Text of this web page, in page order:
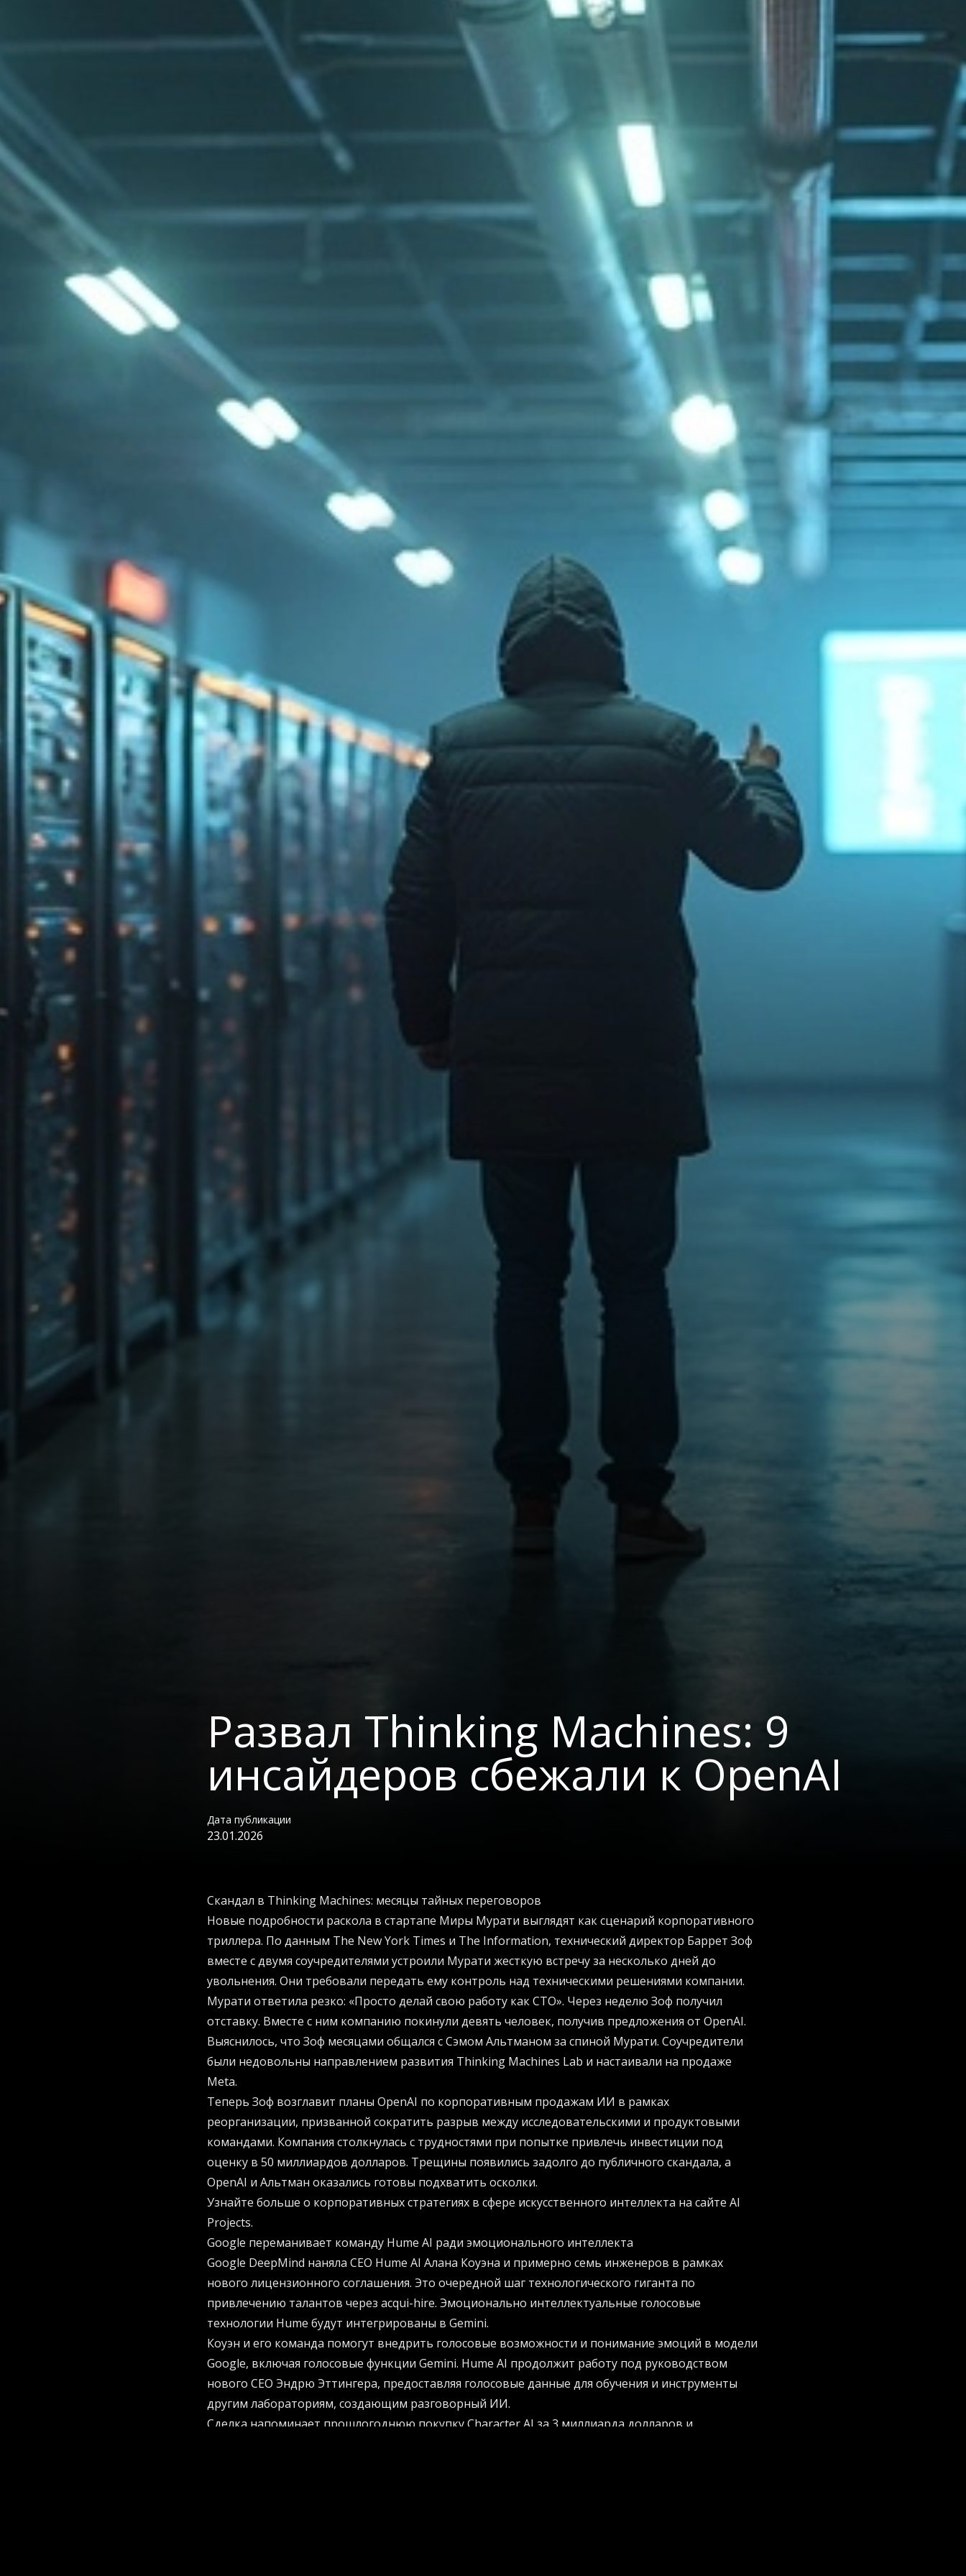
Развал Thinking Machines: 9
инсайдеров сбежали к OpenAI
Дата публикации
23.01.2026
Скандал в Thinking Machines: месяцы тайных переговоров
Новые подробности раскола в стартапе Миры Мурати выглядят как сценарий корпоративного
триллера. По данным The New York Times и The Information, технический директор Баррет Зоф
вместе с двумя соучредителями устроили Мурати жесткую встречу за несколько дней до
увольнения. Они требовали передать ему контроль над техническими решениями компании.
Мурати ответила резко: «Просто делай свою работу как CTO». Через неделю Зоф получил
отставку. Вместе с ним компанию покинули девять человек, получив предложения от OpenAI.
Выяснилось, что Зоф месяцами общался с Сэмом Альтманом за спиной Мурати. Соучредители
были недовольны направлением развития Thinking Machines Lab и настаивали на продаже
Meta.
Теперь Зоф возглавит планы OpenAI по корпоративным продажам ИИ в рамках
реорганизации, призванной сократить разрыв между исследовательскими и продуктовыми
командами. Компания столкнулась с трудностями при попытке привлечь инвестиции под
оценку в 50 миллиардов долларов. Трещины появились задолго до публичного скандала, а
OpenAI и Альтман оказались готовы подхватить осколки.
Узнайте больше о корпоративных стратегиях в сфере искусственного интеллекта на сайте AI
Projects.
Google переманивает команду Hume AI ради эмоционального интеллекта
Google DeepMind наняла CEO Hume AI Алана Коуэна и примерно семь инженеров в рамках
нового лицензионного соглашения. Это очередной шаг технологического гиганта по
привлечению талантов через acqui-hire. Эмоционально интеллектуальные голосовые
технологии Hume будут интегрированы в Gemini.
Коуэн и его команда помогут внедрить голосовые возможности и понимание эмоций в модели
Google, включая голосовые функции Gemini. Hume AI продолжит работу под руководством
нового CEO Эндрю Эттингера, предоставляя голосовые данные для обучения и инструменты
другим лабораториям, создающим разговорный ИИ.
Сделка напоминает прошлогоднюю покупку Character AI за 3 миллиарда долларов и